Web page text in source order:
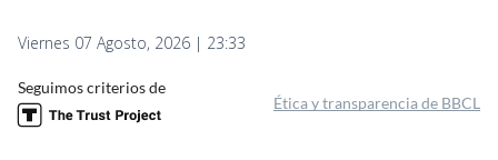
Viernes 07 Agosto, 2026 | 23:33
Seguimos criterios de
Ética y transparencia de BBCL